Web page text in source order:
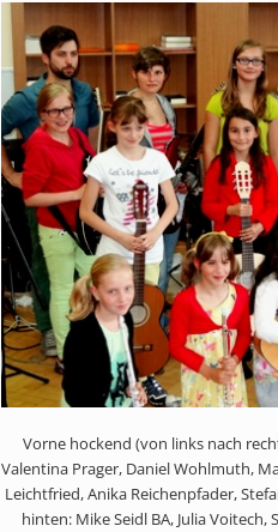
Vorne hockend (von links nach
Valentina Prager, Daniel Wohlmuth,
Leichtfried, Anika Reichenpfader,
hinten: Mike Seidl BA, Julia Voitech,